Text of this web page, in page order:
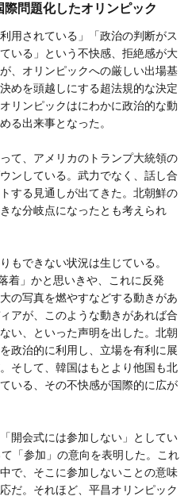
問題化したオリンピック
用されている」「政治の判断がス
いる」という不快感、拒絶感が大
、オリンピックへの厳しい出場基
めを頭越しにする超法規的な決定
リンピックはにわかに政治的な動
る出来事となった。
て、アメリカのトランプ大統領の
ンしている。武力でなく、話し合
する見通しが出てきた。北朝鮮の
な分岐点になったとも考えられ
もできない状況は生じている。
着」かと思いきや、これに反発
の写真を燃やすなどする動きがあ
アが、このような動きがあれば合
い、といった声明を出した。北朝
政治的に利用し、立場を有利に展
そして、韓国はもとより他国も北
いる、その不快感が国際的に広が
開会式には参加しない」としてい
「参加」の意向を表明した。これ
で、そこに参加しないことの意味
だ。それほど、平昌オリンピック